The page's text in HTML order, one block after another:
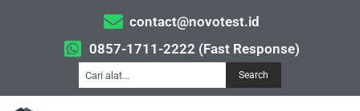
contact@novotest.id
0857-1711-2222 (Fast Response)
Search